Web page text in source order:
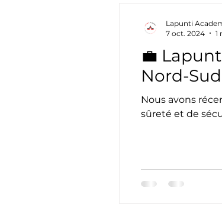
💼
Nord-Sud
Nous avons
sûreté et de
Lapunti
7 oct. 2024
1